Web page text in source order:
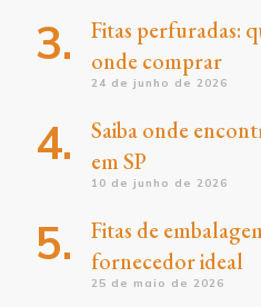
Fitas perfuradas:
onde comprar
24 de junho de 2026
Saiba onde
em SP
10 de junho de 2026
Fitas de
fornecedor ideal
25 de maio de 2026